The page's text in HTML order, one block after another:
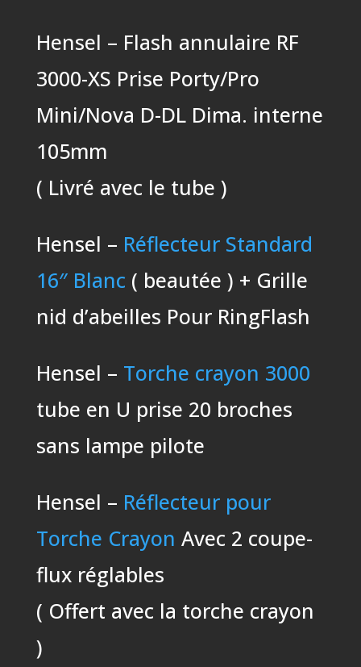
Hensel – Flash annulaire RF
3000-XS Prise Porty/Pro
Mini/Nova D-DL Dima. interne
105mm
( Livré avec le tube )
Hensel – Réflecteur Standard
16″ Blanc ( beautée ) + Grille
nid d’abeilles Pour RingFlash
Hensel – Torche crayon 3000
tube en U prise 20 broches
sans lampe pilote
Hensel – Réflecteur pour
Torche Crayon Avec 2 coupe-
flux réglables
( Offert avec la torche crayon
)